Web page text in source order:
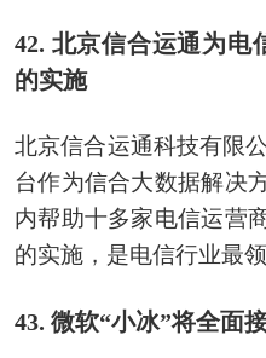
42. 北京信合运通为电
的实施
北京信合运通科技有限
台作为信合大数据解决
内帮助十多家电信运营
的实施，是电信行业最
43. 微软“小冰”将全面